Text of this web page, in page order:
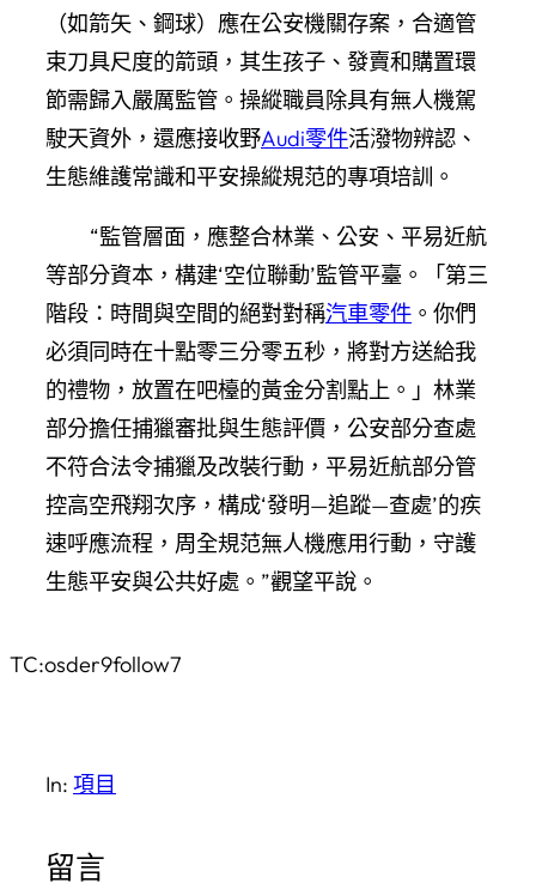
（如箭矢、鋼球）應在公安機關存案，合適管
束刀具尺度的箭頭，其生孩子、發賣和購置環
節需歸入嚴厲監管。操縱職員除具有無人機駕
駛天資外，還應接收野Audi零件活潑物辨認、
生態維護常識和平安操縱規范的專項培訓。
“監管層面，應整合林業、公安、平易近航
等部分資本，構建‘空位聯動’監管平臺。「第三
階段：時間與空間的絕對對稱汽車零件 。你們
必須同時在十點零三分零五秒，將對方送給我
的禮物，放置在吧檯的黃金分割點上。」林業
部分擔任捕獵審批與生態評價，公安部分查處
不符合法令捕獵及改裝行動，平易近航部分管
控高空飛翔次序，構成‘發明—追蹤—查處’的疾
速呼應流程，周全規范無人機應用行動，守護
生態平安與公共好處。”觀望平說。
TC:osder9follow7
In: 項目
留言